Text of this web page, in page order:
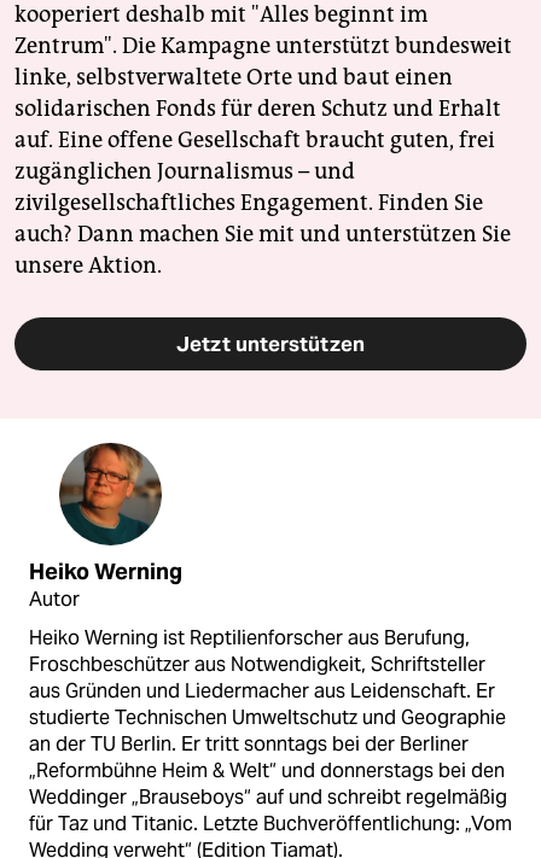
kooperiert deshalb mit "Alles beginnt im
Zentrum". Die Kampagne unterstützt bundesweit
linke, selbstverwaltete Orte und baut einen
solidarischen Fonds für deren Schutz und Erhalt
auf. Eine offene Gesellschaft braucht guten, frei
zugänglichen Journalismus – und
zivilgesellschaftliches Engagement. Finden Sie
auch? Dann machen Sie mit und unterstützen Sie
unsere Aktion.
Jetzt unterstützen
Heiko Werning
Autor
Heiko Werning ist Reptilienforscher aus Berufung,
Froschbeschützer aus Notwendigkeit, Schriftsteller
aus Gründen und Liedermacher aus Leidenschaft. Er
studierte Technischen Umweltschutz und Geographie
an der TU Berlin. Er tritt sonntags bei der Berliner
„Reformbühne Heim & Welt“ und donnerstags bei den
Weddinger „Brauseboys“ auf und schreibt regelmäßig
für Taz und Titanic. Letzte Buchveröffentlichung: „Vom
Wedding verweht“ (Edition Tiamat).